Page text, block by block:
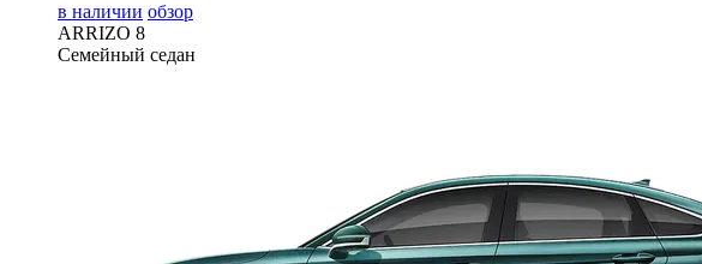
в наличии обзор
ARRIZO 8
Семейный седан